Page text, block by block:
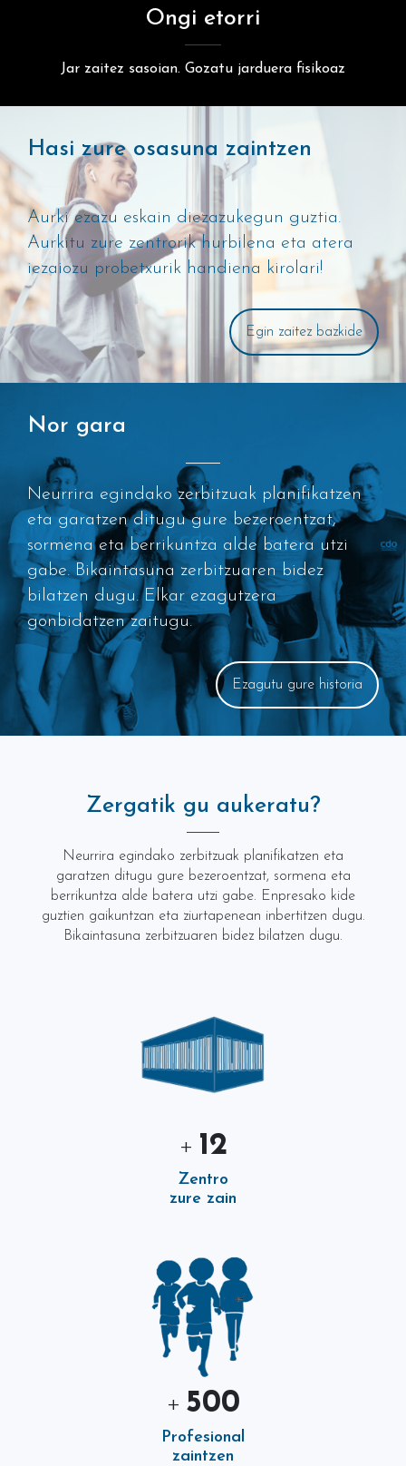
Ongi etorri
Jar zaitez sasoian. Gozatu jarduera fisikoaz
Hasi zure osasuna zaintzen
Aurki ezazu eskain diezazukegun guztia.
Aurkitu zure zentrorik hurbilena eta atera
iezaiozu probetxurik handiena kirolari!
Egin zaitez bazkide
Nor gara
Neurrira egindako zerbitzuak planifikatzen
eta garatzen ditugu gure bezeroentzat,
sormena eta berrikuntza alde batera utzi
gabe. Bikaintasuna zerbitzuaren bidez
bilatzen dugu. Elkar ezagutzera
gonbidatzen zaitugu.
Ezagutu gure historia
Zergatik gu aukeratu?
Neurrira egindako zerbitzuak planifikatzen eta
garatzen ditugu gure bezeroentzat, sormena eta
berrikuntza alde batera utzi gabe. Enpresako kide
guztien gaikuntzan eta ziurtapenean inbertitzen dugu.
Bikaintasuna zerbitzuaren bidez bilatzen dugu.
+ 12
Zentro
zure zain
+ 500
Profesional
zaintzen